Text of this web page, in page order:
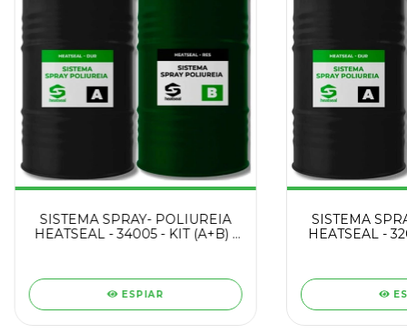
SISTEMA SPRAY- POLIUREIA
HEATSEAL - 34005 - KIT (A+B) -
ESPIAR
SISTEMA
HEATSEAL -